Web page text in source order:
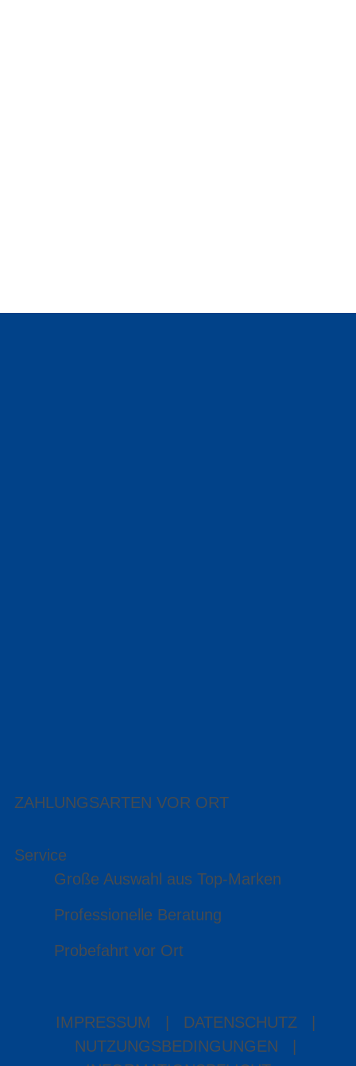
ZAHLUNGSARTEN VOR ORT
Service
Große Auswahl aus Top-Marken
Professionelle Beratung
Probefahrt vor Ort
IMPRESSUM DATENSCHUTZ
NUTZUNGSBEDINGUNGEN